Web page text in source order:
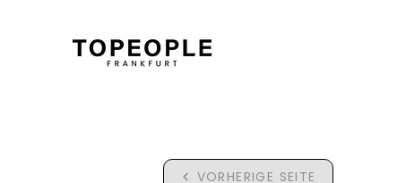
VORHERIGE SEITE